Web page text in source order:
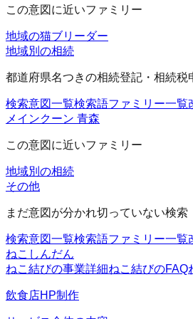
この意図に近いファミリー
地域の猫ブリーダー
地域別の相続
都道府県名つきの相続登記・相続
検索意図一覧検索語ファミリー一覧
メインクーン 青森
この意図に近いファミリー
地域別の相続
その他
まだ意図が分かれ切っていない検索
検索意図一覧検索語ファミリー一覧
ねこしんだん
ねこ結びの事業詳細ねこ結びのFAQ
飲食店HP制作